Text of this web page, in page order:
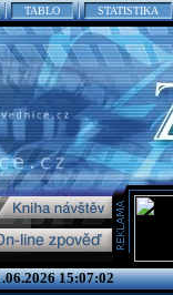
TABLO STATISTIKA
15:07:02